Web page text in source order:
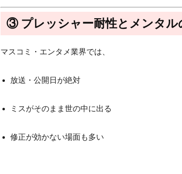
③ プレッシャー耐性とメンタル
マスコミ・エンタメ業界では、
放送・公開日が絶対
ミスがそのまま世の中に出る
修正が効かない場面も多い